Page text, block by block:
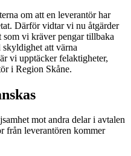
om att en leverantör har
Därför vidtar vi nu åtgärder
som vi kräver pengar tillbaka
att värna
vi upptäcker felaktigheter,
i Region Skåne.
mot andra delar i avtalen
från leverantören kommer